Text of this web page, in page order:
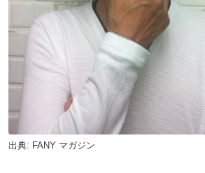
出典: FANY マガジン